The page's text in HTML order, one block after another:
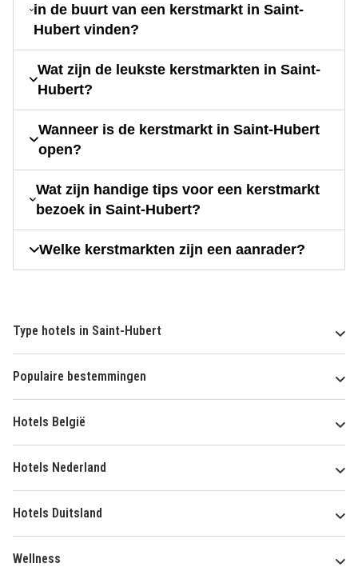
in de buurt van een kerstmarkt in Saint-
Hubert vinden?
Wat zijn de leukste kerstmarkten in Saint-
Hubert?
Wanneer is de kerstmarkt in Saint-Hubert
open?
Wat zijn handige tips voor een kerstmarkt
bezoek in Saint-Hubert?
Welke kerstmarkten zijn een aanrader?
Type hotels in Saint-Hubert
Populaire bestemmingen
Hotels België
Hotels Nederland
Hotels Duitsland
Wellness